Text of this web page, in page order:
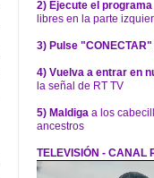
2) Ejecute el programa
libres en la parte
3) Pulse "CONECTAR"
4) Vuelva a entrar en
la señal de RT TV
5) Maldiga a los
ancestros
TELEVISIÓN - CANAL